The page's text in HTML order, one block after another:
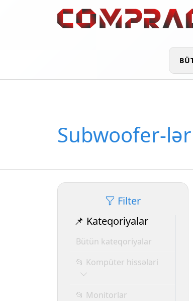
Subwoofer-lər
Filter
📌 Kateqoriyalar
Bütün kateqoriyalar
📂 Kompüter hissələri
📂 Monitorlar